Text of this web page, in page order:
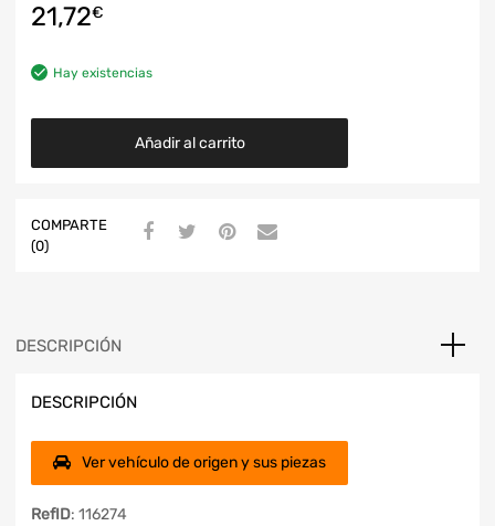
21,72€
Hay existencias
Añadir al carrito
COMPARTE
(0)
DESCRIPCIÓN
DESCRIPCIÓN
Ver vehículo de origen y sus piezas
RefID: 116274